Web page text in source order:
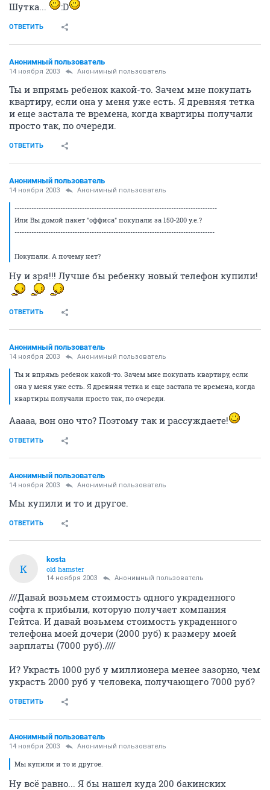
Шутка... :D
ОТВЕТИТЬ
Анонимный пользователь
14 ноября 2003 Анонимный пользователь
Ты и впрямь ребенок какой-то. Зачем мне покупать
квартиру, если она у меня уже есть. Я древняя тетка
и еще застала те времена, когда квартиры получали
просто так, по очереди.
ОТВЕТИТЬ
Анонимный пользователь
14 ноября 2003 Анонимный пользователь
------------------------------------------------------------------------------------
Или Вы домой пакет "оффиса" покупали за 150-200 у.е.?
-----------------------------------------------------------------------------------
Покупали. А почему нет?
Ну и зря!!! Лучше бы ребенку новый телефон купили!
ОТВЕТИТЬ
Анонимный пользователь
14 ноября 2003 Анонимный пользователь
Ты и впрямь ребенок какой-то. Зачем мне покупать квартиру, если
она у меня уже есть. Я древняя тетка и еще застала те времена, когда
квартиры получали просто так, по очереди.
Ааааа, вон оно что? Поэтому так и рассуждаете!
ОТВЕТИТЬ
Анонимный пользователь
14 ноября 2003 Анонимный пользователь
Мы купили и то и другое.
ОТВЕТИТЬ
K
kosta
old hamster
14 ноября 2003 Анонимный пользователь
///Давай возьмем стоимость одного украденного
софта к прибыли, которую получает компания
Гейтса. И давай возьмем стоимость украденного
телефона моей дочери (2000 руб) к размеру моей
зарплаты (7000 руб).////
И? Украсть 1000 руб у миллионера менее зазорно, чем
украсть 2000 руб у человека, получающего 7000 руб?
ОТВЕТИТЬ
Анонимный пользователь
14 ноября 2003 Анонимный пользователь
Мы купили и то и другое.
Ну всё равно... Я бы нашел куда 200 бакинских